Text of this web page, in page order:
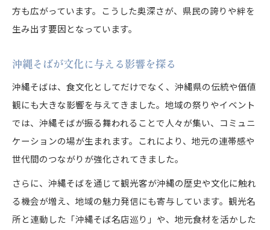
沖縄そばとソーキそばの特徴を比較解説
沖縄そばとソーキそばの魅力を徹底分析
沖縄そばとソーキそばの選び方のポイント
方も広がっています。こうした奥深さが、県民の誇りや絆を
生み出す要因となっています。
沖縄そばが文化に与える影響を探る
沖縄そばは、食文化としてだけでなく、沖縄県の伝統や価値
観にも大きな影響を与えてきました。地域の祭りやイベント
では、沖縄そばが振る舞われることで人々が集い、コミュニ
ケーションの場が生まれます。これにより、地元の連帯感や
世代間のつながりが強化されてきました。
さらに、沖縄そばを通じて観光客が沖縄の歴史や文化に触れ
る機会が増え、地域の魅力発信にも寄与しています。観光名
所と連動した「沖縄そば名店巡り」や、地元食材を活かした